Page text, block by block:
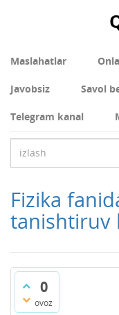
Maslahatlar
Javobsiz Savol
Telegram kanal
Fizika
tanishtiruv
0
ovoz